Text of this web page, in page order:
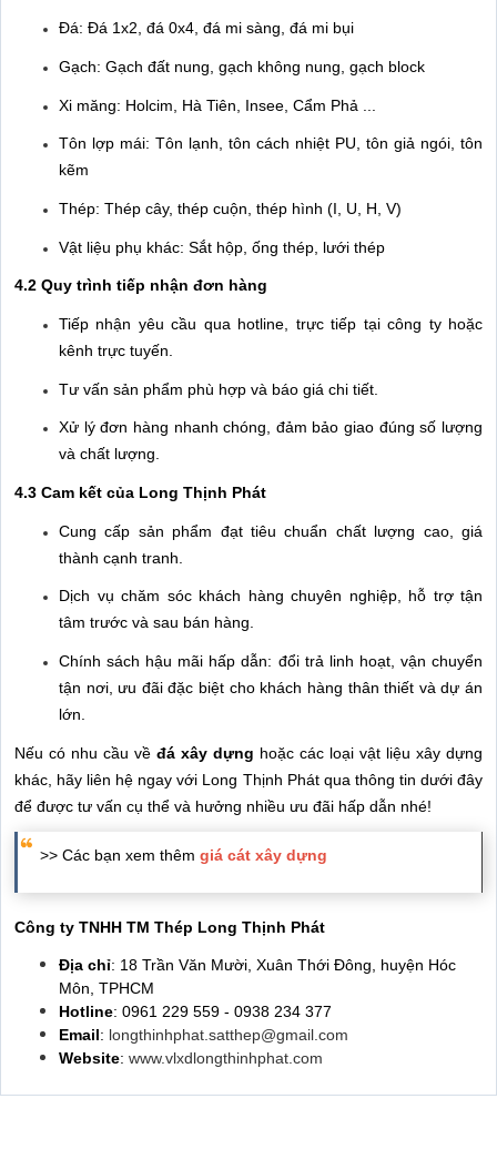
Đá: Đá 1x2, đá 0x4, đá mi sàng, đá mi bụi
Gạch: Gạch đất nung, gạch không nung, gạch block
Xi măng: Holcim, Hà Tiên, Insee, Cẩm Phả ...
Tôn lợp mái: Tôn lạnh, tôn cách nhiệt PU, tôn giả ngói, tôn
kẽm
Thép: Thép cây, thép cuộn, thép hình (I, U, H, V)
Vật liệu phụ khác: Sắt hộp, ống thép, lưới thép
4.2 Quy trình tiếp nhận đơn hàng
Tiếp nhận yêu cầu qua hotline, trực tiếp tại công ty hoặc
kênh trực tuyến.
Tư vấn sản phẩm phù hợp và báo giá chi tiết.
Xử lý đơn hàng nhanh chóng, đảm bảo giao đúng số lượng
và chất lượng.
4.3 Cam kết của Long Thịnh Phát
Cung cấp sản phẩm đạt tiêu chuẩn chất lượng cao, giá
thành cạnh tranh.
Dịch vụ chăm sóc khách hàng chuyên nghiệp, hỗ trợ tận
tâm trước và sau bán hàng.
Chính sách hậu mãi hấp dẫn: đổi trả linh hoạt, vận chuyển
tận nơi, ưu đãi đặc biệt cho khách hàng thân thiết và dự án
lớn.
Nếu có nhu cầu về đá xây dựng hoặc các loại vật liệu xây dựng
khác, hãy liên hệ ngay với Long Thịnh Phát qua thông tin dưới đây
để được tư vấn cụ thể và hưởng nhiều ưu đãi hấp dẫn nhé!
>> Các bạn xem thêm giá cát xây dựng
Công ty TNHH TM Thép Long Thịnh Phát
Địa chỉ: 18 Trần Văn Mười, Xuân Thới Đông, huyện Hóc
Môn, TPHCM
Hotline: 0961 229 559 - 0938 234 377
Email: longthinhphat.satthep@gmail.com
Website: www.vlxdlongthinhphat.com